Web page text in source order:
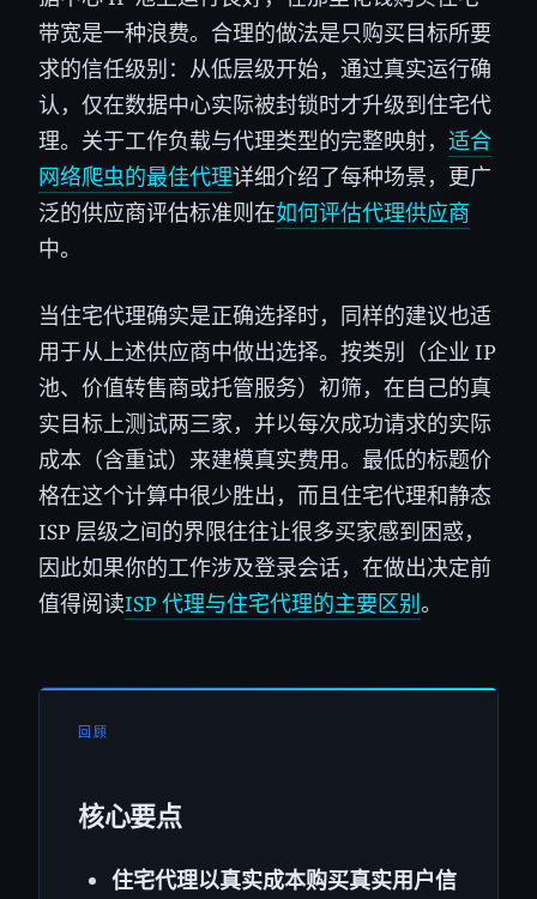
带宽是一种浪费。合理的做法是只购买目标所要
求的信任级别：从低层级开始，通过真实运行确
认，仅在数据中心实际被封锁时才升级到住宅代
理。关于工作负载与代理类型的完整映射， 适合
网络爬虫的最佳代理详细介绍了每种场景，更广
泛的供应商评估标准则在如何评估代理供应商
中。
当住宅代理确实是正确选择时，同样的建议也适
用于从上述供应商中做出选择。按类别（企业 IP
池、价值转售商或托管服务）初筛，在自己的真
实目标上测试两三家，并以每次成功请求的实际
成本（含重试）来建模真实费用。最低的标题价
格在这个计算中很少胜出，而且住宅代理和静态
ISP 层级之间的界限往往让很多买家感到困惑，
因此如果你的工作涉及登录会话，在做出决定前
值得阅读ISP 代理与住宅代理的主要区别。
回顾
核心要点
住宅代理以真实成本购买真实用户信